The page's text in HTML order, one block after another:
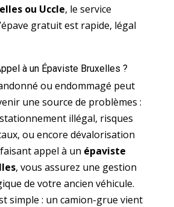
ou Uccle, le service
gratuit est rapide, légal
à un Épaviste Bruxelles ?
ou endommagé peut
une source de problèmes :
illégal, risques
ou encore dévalorisation
appel à un épaviste
, vous assurez une gestion
de votre ancien véhicule.
simple : un camion-grue vient